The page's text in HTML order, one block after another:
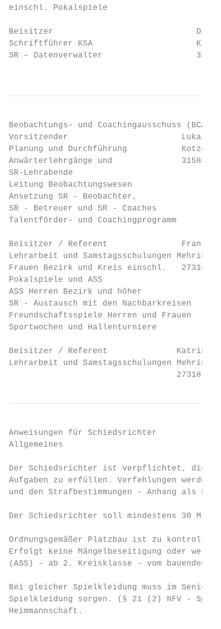
einschl. Pokalspiele
Beisitzer                             Dirk
Schriftführer KSA
SR – Datenverwalter                   31600
Beobachtungs- und Coachingausschuss (BCA)
Vorsitzender                       Lukas
Planung und Durchführung
Anwärterlehrgänge und              31582
SR-Lehrabende
Leitung Beobachtungswesen
Ansetzung SR - Beobachter,
SR - Betreuer und SR - Coaches
Talentförder- und Coachingprogramm
Beisitzer / Referent               Frank
Lehrarbeit und Samstagsschulungen
Frauen Bezirk und Kreis einschl.   27318
Pokalspiele und ASS
ASS Herren Bezirk und höher
SR - Austausch mit den Nachbarkreisen
Freundschaftsspiele Herren und Frauen
Sportwochen und Hallenturniere
Beisitzer / Referent              Katrin
Lehrarbeit und Samstagsschulungen
27318
Anweisungen für Schiedsrichter
Allgemeines
Der Schiedsrichter ist verpflichtet, die ihm
Aufgaben zu erfüllen. Verfehlungen werden
und den Strafbestimmungen - Anhang als
Der Schiedsrichter soll mindestens 30
Ordnungsgemäßer Platzbau ist zu
Erfolgt keine Mängelbeseitigung oder
(ASS) - ab 2. Kreisklasse - vom
Bei gleicher Spielkleidung muss im
Spielkleidung sorgen. (§ 21 (2) NFV -
Heimmannschaft.